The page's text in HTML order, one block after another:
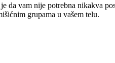
da vam nije potrebna nikakva
grupama u vašem telu.